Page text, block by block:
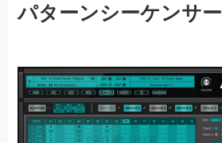
パターンシーケンサ